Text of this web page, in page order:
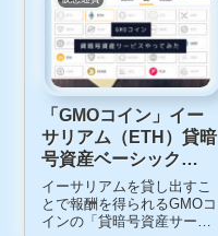
ンディング...
「GMOコイン」イー
サリアム（ETH）貸暗
号資産ベーシック
0.05ETHから可能。年
率3%コース（3ヶ月）
やってみた
イーサリアムを貸し出すこ
とで報酬を得られるGMOコ
インの「貸暗号資産サービ